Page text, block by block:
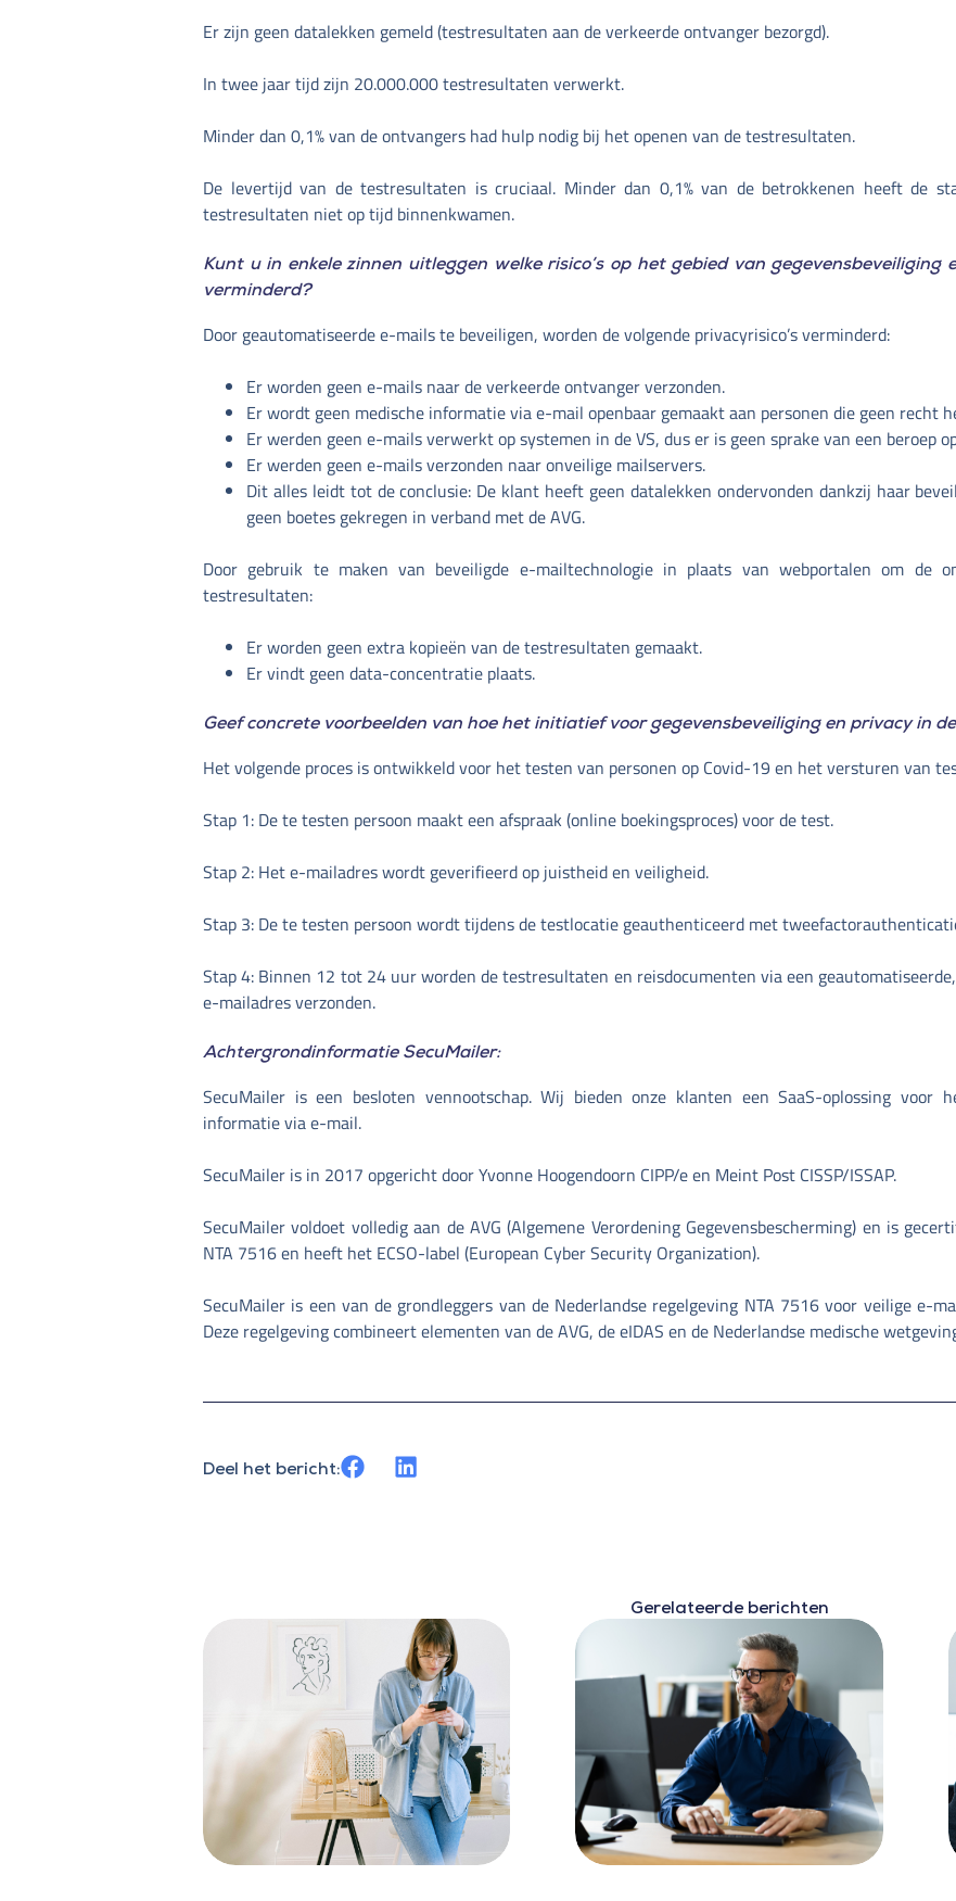
Er zijn geen datalekken gemeld (testresultaten aan de verkeerde ontvanger bezorgd).
In twee jaar tijd zijn 20.000.000 testresultaten verwerkt.
Minder dan 0,1% van de ontvangers had hulp nodig bij het openen van de testresultaten.
De levertijd van de testresultaten is cruciaal. Minder dan 0,1% van de betrokkenen heeft de
testresultaten niet op tijd binnenkwamen.
Kunt u in enkele zinnen uitleggen welke risico’s op het gebied van
verminderd?
Door geautomatiseerde e-mails te beveiligen, worden de volgende privacyrisico’s verminderd:
Er worden geen e-mails naar de verkeerde ontvanger verzonden.
Er wordt geen medische informatie via e-mail openbaar gemaakt aan personen die geen recht
Er werden geen e-mails verwerkt op systemen in de VS, dus er is geen sprake van een beroep
Er werden geen e-mails verzonden naar onveilige mailservers.
Dit alles leidt tot de conclusie: De klant heeft geen datalekken ondervonden dankzij haar
geen boetes gekregen in verband met de AVG.
Door gebruik te maken van beveiligde e-mailtechnologie in plaats van webportalen om de
testresultaten:
Er worden geen extra kopieën van de testresultaten gemaakt.
Er vindt geen data-concentratie plaats.
Geef concrete voorbeelden van hoe het initiatief voor gegevensbeveiliging en privacy in
Het volgende proces is ontwikkeld voor het testen van personen op Covid-19 en het versturen van
Stap 1: De te testen persoon maakt een afspraak (online boekingsproces) voor de test.
Stap 2: Het e-mailadres wordt geverifieerd op juistheid en veiligheid.
Stap 3: De te testen persoon wordt tijdens de testlocatie geauthenticeerd met
Stap 4: Binnen 12 tot 24 uur worden de testresultaten en reisdocumenten via een
e-mailadres verzonden.
Achtergrondinformatie SecuMailer:
SecuMailer is een besloten vennootschap. Wij bieden onze klanten een SaaS-oplossing voor
informatie via e-mail.
SecuMailer is in 2017 opgericht door Yvonne Hoogendoorn CIPP/e en Meint Post CISSP/ISSAP.
SecuMailer voldoet volledig aan de AVG (Algemene Verordening Gegevensbescherming) en is
NTA 7516 en heeft het ECSO-label (European Cyber ​​Security Organization).
SecuMailer is een van de grondleggers van de Nederlandse regelgeving NTA 7516 voor veilige e-
Deze regelgeving combineert elementen van de AVG, de eIDAS en de Nederlandse medische
Deel het bericht:
Gerelateerde berichten